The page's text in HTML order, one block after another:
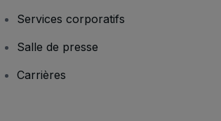
Services corporatifs
Salle de presse
Carrières